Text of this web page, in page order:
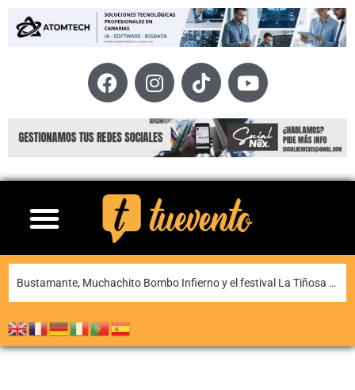
La XI Famara Total reunirá a algunos de los mejores corredores de Canarias del 13 al 15 de agosto